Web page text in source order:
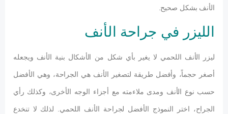
الأنف بشكل صحيح.
الليزر في جراحة الأنف
ليزر الأنف اللحمي لا يغير بأي شكل من الأشكال بنية الأنف ويجعله
أصغر حجماً، وأفضل طريقة لتصغير الأنف هي الجراحة، وهي الأفضل
حسب نوع الأنف ومدى ملاءمته مع أجزاء الوجه الأخرى، وكذلك رأي
الجراح، اختر النموذج الأفضل لجراحة الأنف اللحمي. لذلك لا تنخدع